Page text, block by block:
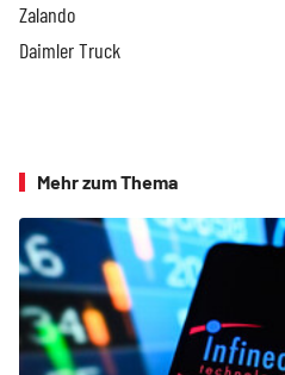
Zalando
Daimler Truck
Mehr zum Thema